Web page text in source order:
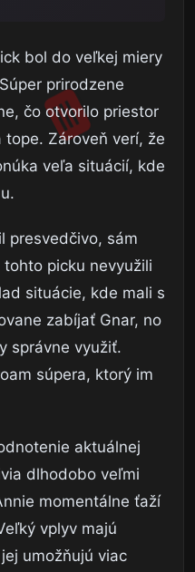
bol do veľkej miery
prirodzene
čo otvorilo priestor
Zároveň verí, že
veľa situácií, kde
presvedčivo, sám
picku nevyužili
situácie, kde mali s
zabíjať Gnar, no
správne využiť.
súpera, ktorý im
aktuálnej
dlhodobo veľmi
momentálne ťaží
vplyv majú
umožňujú viac